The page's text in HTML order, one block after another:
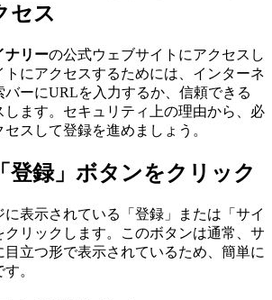
セス
ナリーの公式ウェブサイトにアクセスし
トにアクセスするためには、インターネ
バーにURLを入力するか、信頼できる
します。セキュリティ上の理由から、必
スして登録を進めましょう。
登録」ボタンをクリック
表示されている「登録」または「サイ
クリックします。このボタンは通常、サ
目立つ形で表示されているため、簡単に
。